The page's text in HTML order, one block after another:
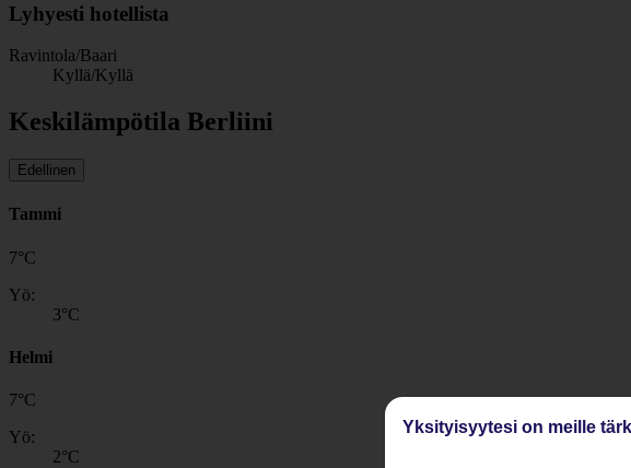
Lyhyesti hotellista
Ravintola/Baari
Kyllä/Kyllä
Keskilämpötila Berliini
Edellinen
Tammi
7°C
Yö:
3°C
Helmi
7°C
Yö:
2°C
Yksityisyytesi on meille